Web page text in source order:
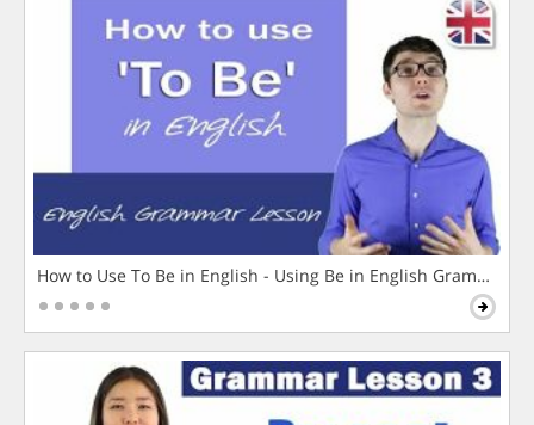
How to Use To Be in English - Using Be in English Grammar